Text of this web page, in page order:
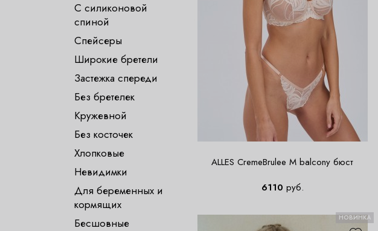
С силиконовой
спиной
Спейсеры
Широкие бретели
Застежка спереди
Без бретелек
Кружевной
Без косточек
Хлопковые
Невидимки
Для беременных и
кормящих
Бесшовные
ALLES CremeBrulee M balcony бюст
6110 руб.
НОВИНКА